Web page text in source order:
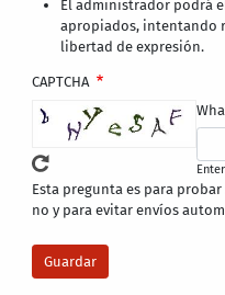
El administrador podrá
apropiados, intentando
libertad de expresión.
CAPTCHA
Esta pregunta es para
no y para evitar envíos